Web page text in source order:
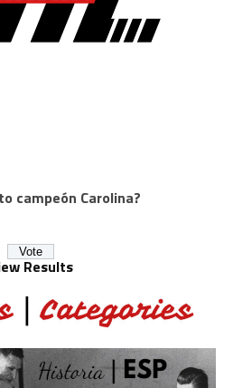
campeón Carolina?
Results